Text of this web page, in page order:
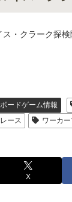
ス・クラーク探
ボードゲーム情報
レース
ワーカ
X